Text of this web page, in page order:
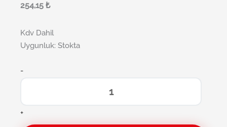
254,15 ₺
Kdv Dahil
Uygunluk: Stokta
-
+